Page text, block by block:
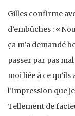
Gilles confirme
d’embûches : «
ça m’a demandé
passer par pas
moi liée à ce
l’impression que
Tellement de